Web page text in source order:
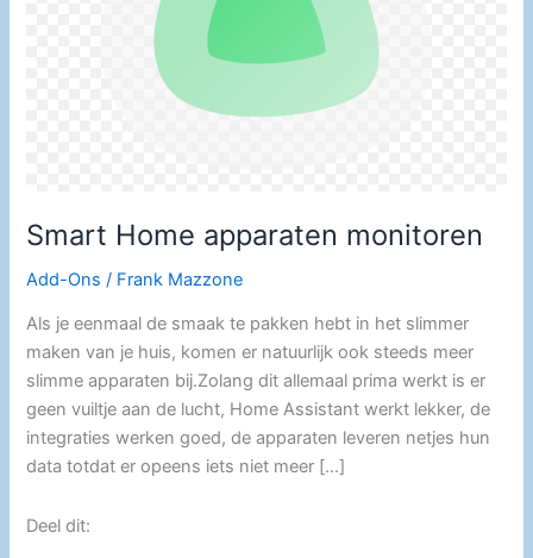
Smart Home apparaten monitoren
Add-Ons / Frank Mazzone
Als je eenmaal de smaak te pakken hebt in het slimmer
maken van je huis, komen er natuurlijk ook steeds meer
slimme apparaten bij.Zolang dit allemaal prima werkt is er
geen vuiltje aan de lucht, Home Assistant werkt lekker, de
integraties werken goed, de apparaten leveren netjes hun
data totdat er opeens iets niet meer […]
Deel dit: